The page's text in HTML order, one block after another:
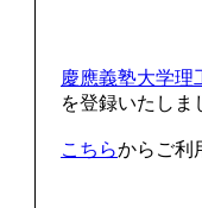
慶應義塾大学理
を登録いたしま
こちらからご利